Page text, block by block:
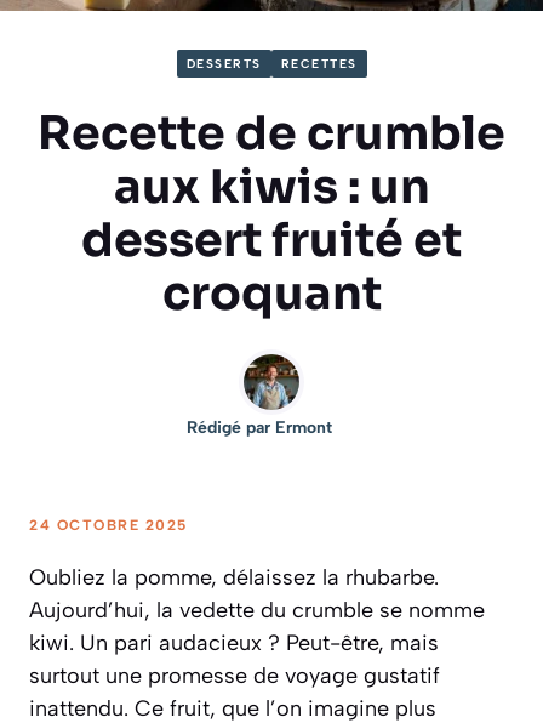
DESSERTS RECETTES
Recette de crumble
aux kiwis : un
dessert fruité et
croquant
Rédigé par Ermont
24 OCTOBRE 2025
Oubliez la pomme, délaissez la rhubarbe.
Aujourd’hui, la vedette du crumble se nomme
kiwi. Un pari audacieux ? Peut-être, mais
surtout une promesse de voyage gustatif
inattendu. Ce fruit, que l’on imagine plus